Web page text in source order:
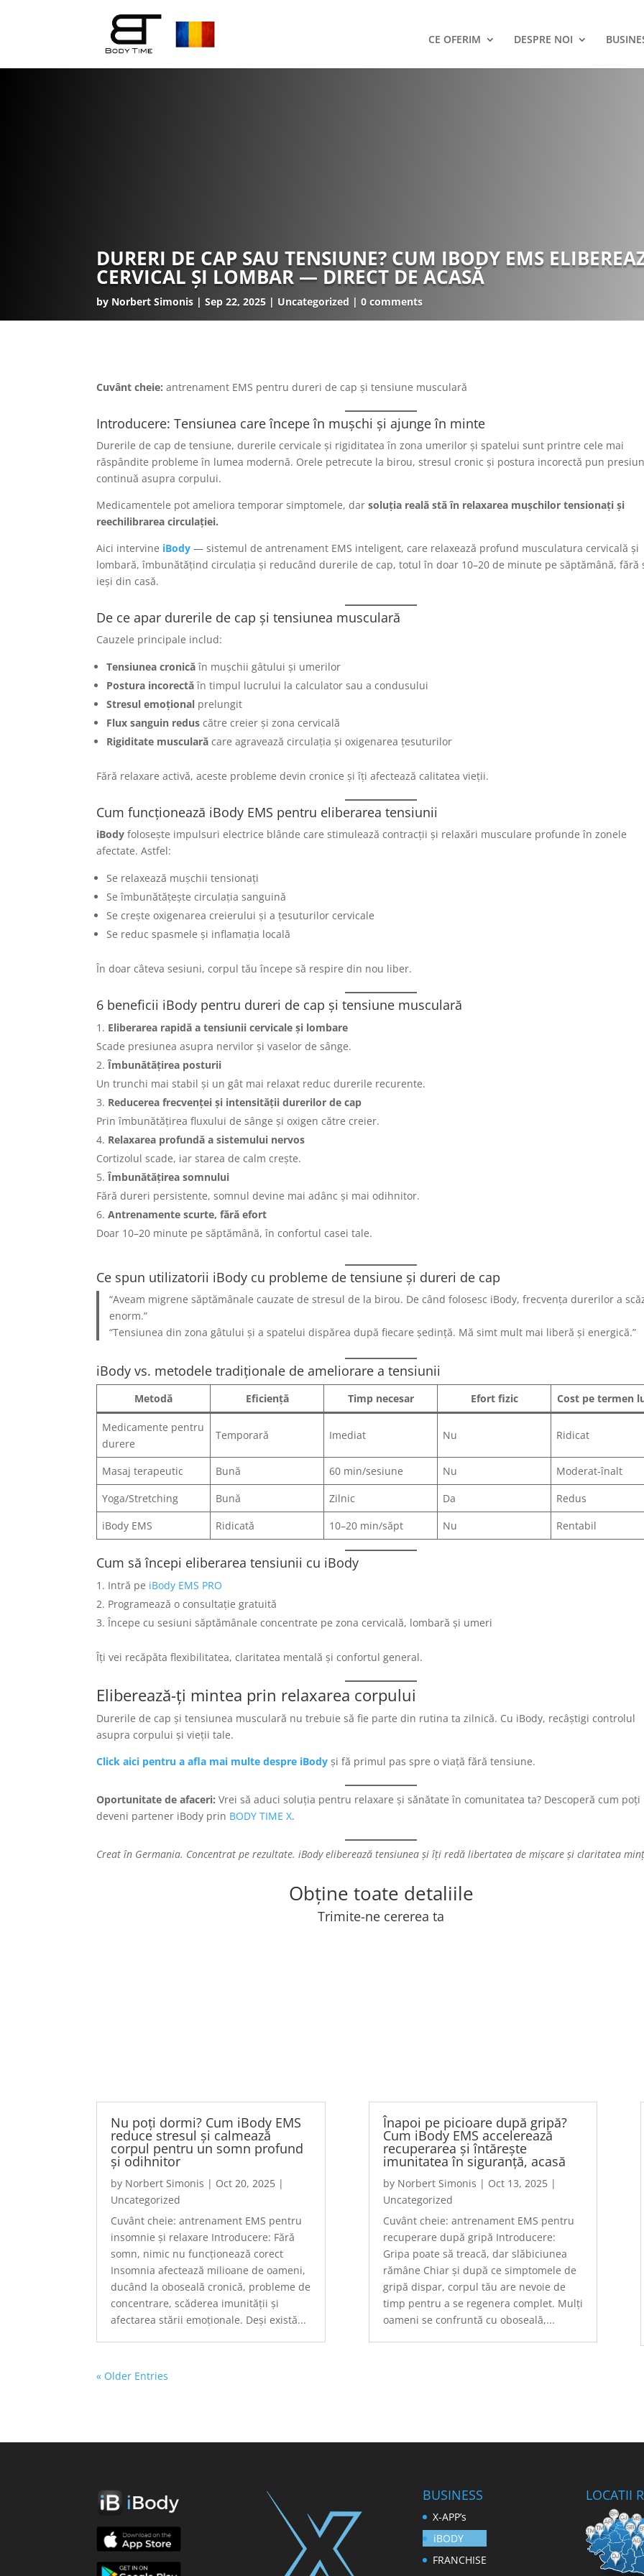
CE OFERIM DESPRE NOI
DURERI DE CAP SAU TENSIUNE? CUM IBODY EMS
CERVICAL ȘI LOMBAR — DIRECT DE ACASĂ
by Norbert Simonis Sep 22, 2025 Uncategorized 0 comments
Cuvânt cheie: antrenament EMS pentru dureri de cap și tensiune musculară
Introducere: Tensiunea care începe în mușchi și ajunge în minte
Durerile de cap de tensiune, durerile cervicale și rigiditatea în zona umerilor și spatelui sunt printre cele mai
răspândite probleme în lumea modernă. Orele petrecute la birou, stresul cronic și postura incorectă pun
continuă asupra corpului.
Medicamentele pot ameliora temporar simptomele, darsoluția reală stă în relaxarea mușchilor tensionați și
reechilibrarea circulației.
Aici intervine iBody — sistemul de antrenament EMS inteligent, care relaxează profund musculatura cervicală și
lombară, îmbunătățind circulația și reducând durerile de cap, totul în doar 10–20 de minute pe săptămână, fără
ieși din casă.
De ce apar durerile de cap și tensiunea musculară
Cauzele principale includ:
Tensiunea cronicăîn mușchii gâtului și umerilor
Postura incorectăîn timpul lucrului la calculator sau a condusului
Stresul emoțional prelungit
Flux sanguin redus către creier și zona cervicală
Rigiditate musculară care agravează circulația și oxigenarea țesuturilor
Fără relaxare activă, aceste probleme devin cronice și îți afectează calitatea vieții.
Cum funcționează iBody EMS pentru eliberarea tensiunii
iBody folosește impulsuri electrice blânde care stimulează contracții și relaxări musculare profunde în zonele
afectate. Astfel:
Se relaxează mușchii tensionați
Se îmbunătățește circulația sanguină
Se crește oxigenarea creierului și a țesuturilor cervicale
Se reduc spasmele și inflamația locală
În doar câteva sesiuni, corpul tău începe să respire din nou liber.
6 beneficii iBody pentru dureri de cap și tensiune musculară
Eliberarea rapidă a tensiunii cervicale și lombare
Scade presiunea asupra nervilor și vaselor de sânge.
Îmbunătățirea posturii
Un trunchi mai stabil și un gât mai relaxat reduc durerile recurente.
Reducerea frecvenței și intensității durerilor de cap
Prin îmbunătățirea fluxului de sânge și oxigen către creier.
Relaxarea profundă a sistemului nervos
Cortizolul scade, iar starea de calm crește.
Îmbunătățirea somnului
Fără dureri persistente, somnul devine mai adânc și mai odihnitor.
Antrenamente scurte, fără efort
Doar 10–20 minute pe săptămână, în confortul casei tale.
Ce spun utilizatorii iBody cu probleme de tensiune și dureri de cap
“Aveam migrene săptămânale cauzate de stresul de la birou. De când folosesc iBody, frecvența durerilor a
enorm.”
“Tensiunea din zona gâtului și a spatelui dispărea după fiecare ședință. Mă simt mult mai liberă și energică.”
iBody vs. metodele tradiționale de ameliorare a tensiunii
Metodă Eficiență Timp necesar Efort fizic Cost pe termen
Medicamente pentru
durere
Temporară Imediat Nu Ridicat
Masaj terapeutic Bună 60 min/sesiune Nu
Moderat-înalt
Yoga/Stretching
Bună Zilnic Da
Redus
iBody EMS
Ridicată 10–20 min/săpt Nu Rentabil
Cum să începi eliberarea tensiunii cu iBody
Intră pe iBody EMS PRO
Programează o consultație gratuită
Începe cu sesiuni săptămânale concentrate pe zona cervicală, lombară și umeri
Îți vei recăpăta flexibilitatea, claritatea mentală și confortul general.
Eliberează-ți mintea prin relaxarea corpului
Durerile de cap și tensiunea musculară nu trebuie să fie parte din rutina ta zilnică. Cu iBody, recâștigi controlul
asupra corpului și vieții tale.
Click aici pentru a afla mai multe despre iBody și fă primul pas spre o viață fără tensiune.
Oportunitate de afaceri: Vrei să aduci soluția pentru relaxare și sănătate în comunitatea ta? Descoperă cum poți
deveni partener iBody prin BODY TIME X.
Creat în Germania. Concentrat pe rezultate. iBody eliberează tensiunea și îți redă libertatea de mișcare și claritatea
Obține toate detaliile
Trimite-ne cererea ta
Nu poți dormi? Cum iBody EMS
reduce stresul și calmează
corpul pentru un somn profund
și odihnitor
by Norbert Simonis | Oct 20, 2025 |
Uncategorized
Cuvânt cheie: antrenament EMS pentru
insomnie și relaxare Introducere: Fără
somn, nimic nu funcționează corect
Insomnia afectează milioane de oameni,
ducând la oboseală cronică, probleme de
concentrare, scăderea imunității și
afectarea stării emoționale. Deși există...
Înapoi pe picioare după gripă?
Cum iBody EMS accelerează
recuperarea și întărește
imunitatea în siguranță, acasă
by Norbert Simonis | Oct 13, 2025|
Uncategorized
Cuvânt cheie: antrenament EMS pentru
recuperare după gripă Introducere:
Gripa poate să treacă, dar slăbiciunea
rămâne Chiar și după ce simptomele de
gripă dispar, corpul tău are nevoie de
timp pentru a se regenera complet. Mulți
oameni se confruntă cu oboseală,...
« Older Entries
BUSINESS
X-APP’s
iBODY
FRANCHISE
LOCATII